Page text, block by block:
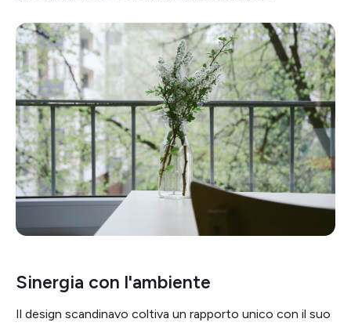
Sinergia con l'ambiente
Il design scandinavo coltiva un rapporto unico con il suo